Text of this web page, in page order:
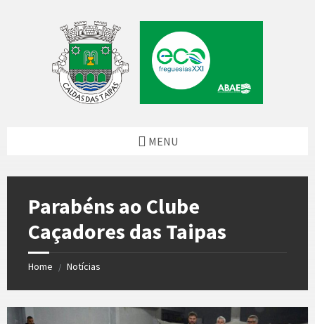
MENU
Parabéns ao Clube
Caçadores das Taipas
Home / Notícias